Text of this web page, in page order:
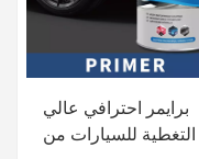
العلوية. صُمم هذا البرايمر
للاستخدام الاحترافي،
ليوفر أساسًا متينًا لأداء
برايمر احترافي عالي
التغطية للسيارات من